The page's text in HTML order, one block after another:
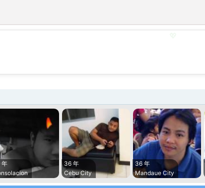
💕
年
36 年
Cebu City
36 年
Mandaue City